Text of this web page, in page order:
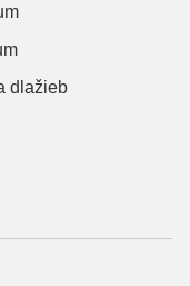
dlažieb